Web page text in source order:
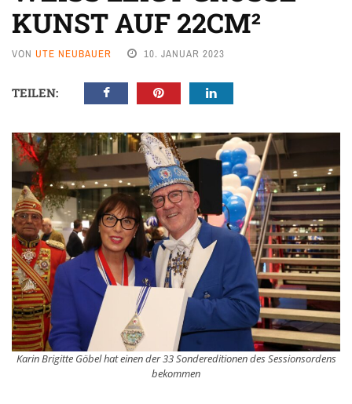
UNST AUF 22CM²
VON UTE NEUBAUER 10. JANUAR 2023
TEILEN:
Karin Brigitte Göbel hat einen der 33 Sondereditionen des Sessionsordens
bekommen